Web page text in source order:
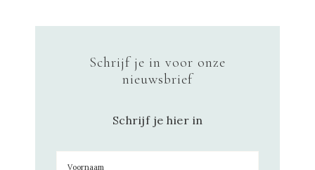
Schrijf je in voor onze
nieuwsbrief
Schrijf je hier in